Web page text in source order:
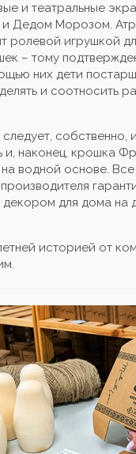
и театральные
Дедом Морозом.
ролевой игрушкой
– тому
них дети
и соотносить
собственно,
наконец, крошка
водной основе. Все
для дома на
историей от